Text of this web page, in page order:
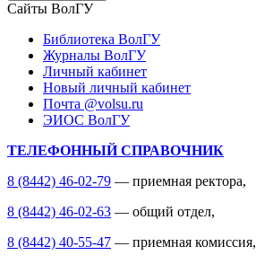
Сайты ВолГУ
Библиотека ВолГУ
Журналы ВолГУ
Личный кабинет
Новый личный кабинет
Почта @volsu.ru
ЭИОС ВолГУ
ТЕЛЕФОННЫЙ СПРАВОЧНИК
8 (8442) 46-02-79 — приемная ректора,
8 (8442) 46-02-63 — общий отдел,
8 (8442) 40-55-47 — приемная комиссия,